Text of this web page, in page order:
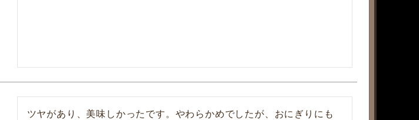
ツヤがあり、美味しかったです。やわらかめでしたが、おにぎりにも